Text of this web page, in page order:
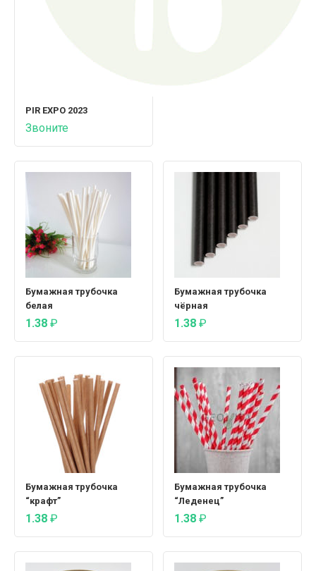
PIR EXPO 2023
Звоните
Бумажная трубочка
белая
1.38 ₽
Бумажная трубочка
чёрная
1.38 ₽
Бумажная трубочка
“крафт”
1.38 ₽
Бумажная трубочка
“Леденец”
1.38 ₽